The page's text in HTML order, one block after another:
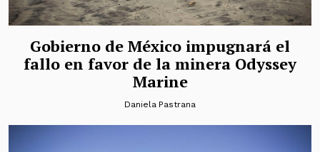
Gobierno de México impugnará el
fallo en favor de la minera Odyssey
Marine
Daniela Pastrana